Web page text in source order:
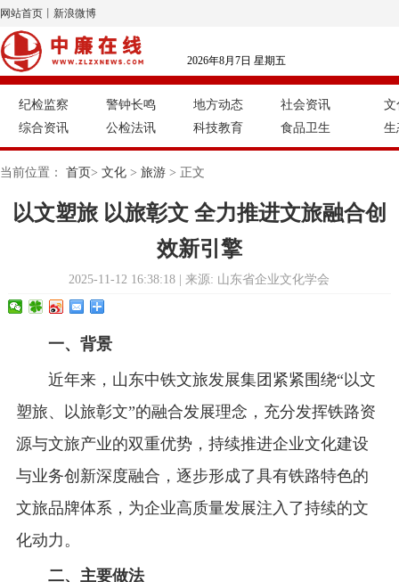
网站首页 新浪微博
2026年8月7日 星期五
纪检监察 警钟长鸣 地方动态
社会资讯
综合资讯
公检法讯 科技教育 食品卫生
文
生
当前位置： 首页> 文化 > 旅游 > 正文
以文塑旅 以旅彰文 全力推进文旅融合创
效新引擎
2025-11-12 16:38:18 | 来源: 山东省企业文化学会
一、背景
近年来，山东中铁文旅发展集团紧紧围绕“以文
塑旅、以旅彰文”的融合发展理念，充分发挥铁路资
源与文旅产业的双重优势，持续推进企业文化建设
与业务创新深度融合，逐步形成了具有铁路特色的
文旅品牌体系，为企业高质量发展注入了持续的文
化动力。
二、主要做法